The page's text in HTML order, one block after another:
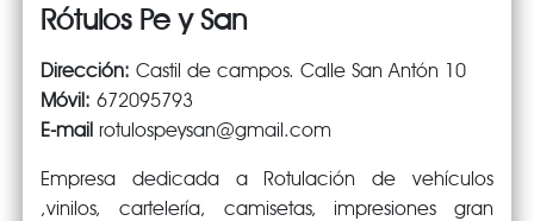
Rótulos Pe y San
Dirección: Castil de campos. Calle San Antón 10
Móvil: 672095793
E-mail rotulospeysan@gmail.com
Empresa dedicada a Rotulación de vehículos
,vinilos, cartelería, camisetas, impresiones gran